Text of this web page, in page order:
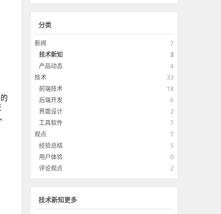
分类
新闻
7
技术新知
3
产品动态
4
技术
33
前端技术
18
后端开发
6
界面设计
2
工具软件
7
观点
7
经验总结
5
用户体验
0
评论观点
2
技术新知更多